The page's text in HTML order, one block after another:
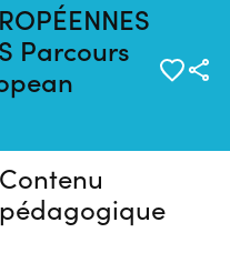
Parcours
en
Contenu
pédagogique